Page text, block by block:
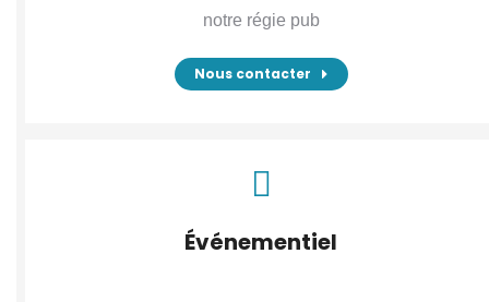
notre régie pub
Nous contacter
Événementiel